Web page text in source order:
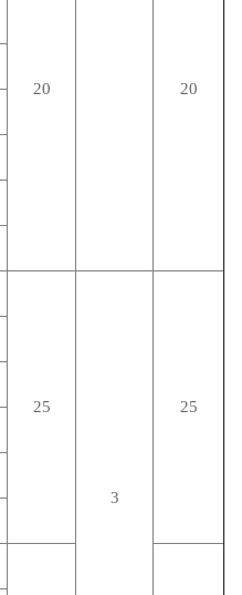
20 20
25
3
25